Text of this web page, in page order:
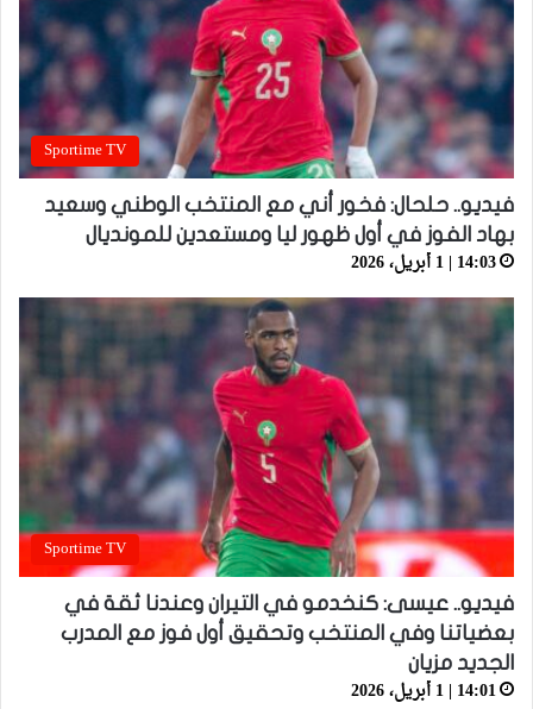
Sportime TV
فيديو.. حلحال: فخور أني مع المنتخب الوطني وسعيد
بهاد الفوز في أول ظهور ليا ومستعدين للمونديال
14:03 | 1 أبريل، 2026
Sportime TV
فيديو.. عيسى: كنخدمو في التيران وعندنا ثقة في
بعضياتنا وفي المنتخب وتحقيق أول فوز مع المدرب
الجديد مزيان
14:01 | 1 أبريل، 2026